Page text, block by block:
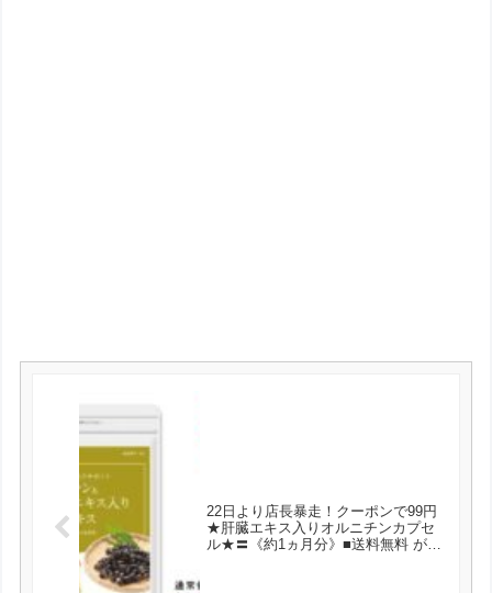
22日より店長暴走！クーポンで99円
★肝臓エキス入りオルニチンカプセ
ル★〓《約1ヵ月分》■送料無料 が99